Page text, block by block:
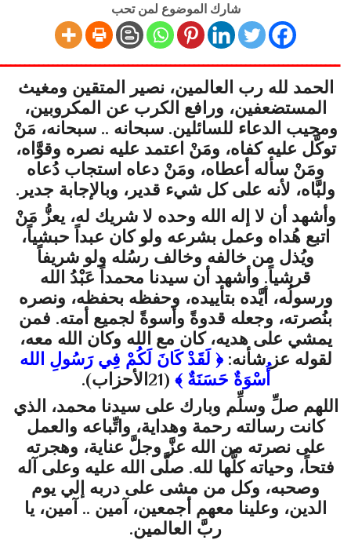
شارك الموضوع لمن تحب
الحمد لله رب العالمين،نصير المتقين ومغيث
المستضعفين، ورافع الكرب عن المكروبين،
ومجيب الدعاء للسائلين. سبحانه .. سبحانه، مَنْ
توكَّل عليه كفاه، ومَنْ اعتمد عليه نصره وقوَّاه،
ومَنْ سأله أعطاه، ومَنْ دعاه استجاب دُعاه
ولبَّاه، لأنه على كل شيء قدير، وبالإجابة جدير.
وأشهد أن لا إله الله وحده لا شريك له، يعزُّ مَنْ
اتبع هُداه وعمل بشرعه ولو كان عبداً حبشياً،
ويُذل من خالفه وخالف رسُله ولو شريفاً
قرشياً. وأشهد أن سيدنا محمداً عَبْدُ الله
ورسولُه، أيَّده بتأييده، وحفظه بحفظه، ونصره
بنُصرته، وجعله قدوةً وأسوةً لجميع أمته. فمن
يمشي على هديه، كان مع الله وكان الله معه،
لقوله عز شأنه: ﴿ لَقَدْ كَانَ لَكُمْ فِي رَسُولِ الله
أُسْوَةٌ حَسَنَةٌ﴾ (21الأحزاب )
.
اللهم صلِّ وسلِّم وبارك على سيدنا محمد، الذي
كانت رسالته رحمة وهداية، واتِّباعه والعمل
على نصرته من الله عزَّ وجلَّ عناية، وهجرته
فتحاً، وحياته كلُّها لله. صلَّى الله عليه وعلى آله
وصحبه، وكل من مشى على دربه إلي يوم
الدين، وعلينا معهم أجمعين، آمين .. آمين، يا
ربَّ العالمين.